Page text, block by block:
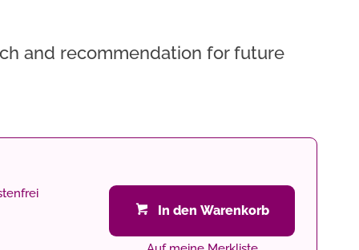
and recommendation for future
In den Warenkorb